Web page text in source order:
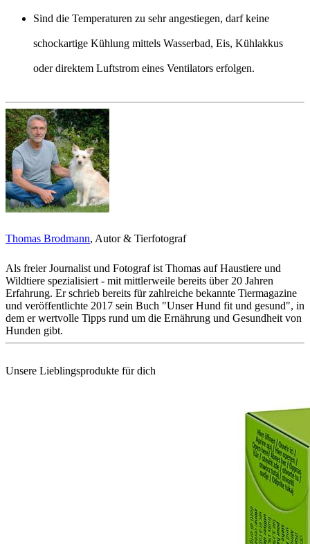
Sind die Temperaturen zu sehr angestiegen, darf keine
schockartige Kühlung mittels Wasserbad, Eis, Kühlakkus
oder direktem Luftstrom eines Ventilators erfolgen.
Thomas Brodmann, Autor & Tierfotograf
Als freier Journalist und Fotograf ist Thomas auf Haustiere und
Wildtiere spezialisiert - mit mittlerweile bereits über 20 Jahren
Erfahrung. Er schrieb bereits für zahlreiche bekannte Tiermagazine
und veröffentlichte 2017 sein Buch "Unser Hund fit und gesund", in
dem er wertvolle Tipps rund um die Ernährung und Gesundheit von
Hunden gibt.
Unsere Lieblingsprodukte für dich